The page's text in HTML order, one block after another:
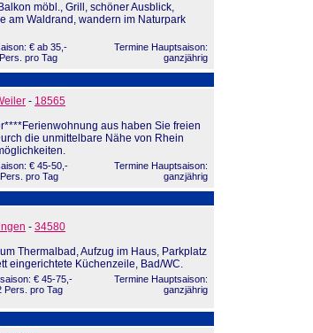
möbl., Grill, schöner Ausblick,
am Waldrand, wandern im Naturpark
€ ab 35,-
pro Tag
Termine Hauptsaison:
ganzjährig
- 18565
aus haben Sie freien
die unmittelbare Nähe von Rhein
€ 45-50,-
pro Tag
Termine Hauptsaison:
ganzjährig
- 34580
Thermalbad, Aufzug im Haus, Parkplatz
eingerichtete Küchenzeile, Bad/WC.
€ 45-75,-
Pers. pro Tag
Termine Hauptsaison:
ganzjährig